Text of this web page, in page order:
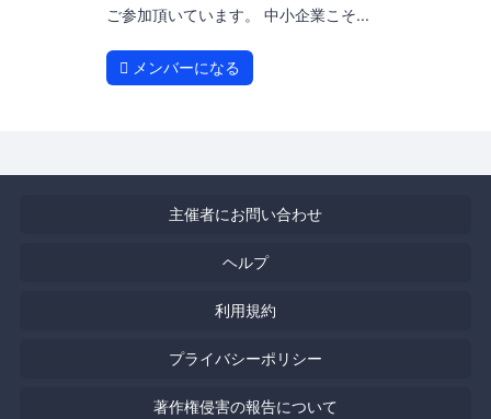
ご参加頂いています。 中小企業こそ...
メンバーになる
主催者にお問い合わせ
ヘルプ
利用規約
プライバシーポリシー
著作権侵害の報告について